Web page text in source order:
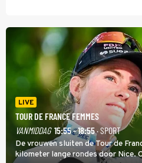
LIVE
TOUR DE FRANCE FEMMES
VANMIDDAG 15:55 - 18:55· SPORT
De vrouwen sluiten de Tour de
kilometer lange rondes door Nice.